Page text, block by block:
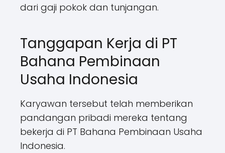
dari gaji pokok dan tunjangan.
Tanggapan Kerja di PT
Bahana Pembinaan
Usaha Indonesia
Karyawan tersebut telah memberikan
pandangan pribadi mereka tentang
bekerja di PT Bahana Pembinaan Usaha
Indonesia.